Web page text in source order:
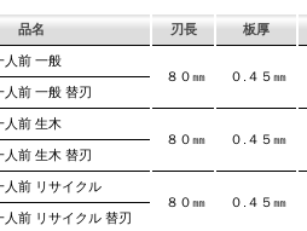
品名 刃長 板厚
人前 一般
８０㎜
０.４５㎜
前 一般 替刃
人前 生木
８０㎜
０.４５㎜
前 生木 替刃
人前 リサイクル
８０㎜
０.４５㎜
人前 リサイクル 替刃